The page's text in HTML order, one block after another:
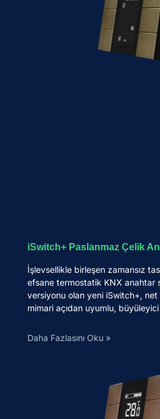
iSwitch+ Paslanmaz Çelik
İşlevsellikle birleşen zamansız
efsane termostatik KNX anahtar
versiyonu olan yeni iSwitch+,
mimari açıdan uyumlu,
Daha Fazlasını Oku »